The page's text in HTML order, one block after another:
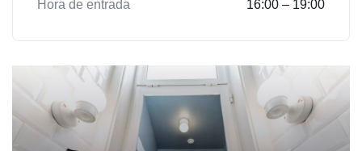
Hora de entrada 16:00 – 19:00